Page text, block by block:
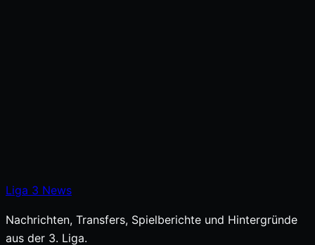
Liga 3 News
Nachrichten, Transfers, Spielberichte und Hintergründe
aus der 3. Liga.